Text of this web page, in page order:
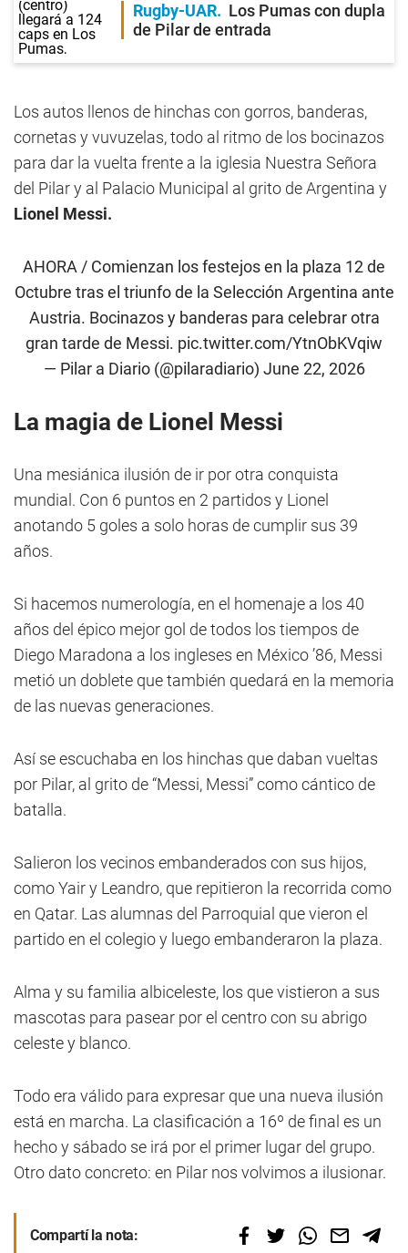
Rugby-UAR
Los Pumas con dupla
de Pilar de entrada
Los autos llenos de hinchas con gorros, banderas,
cornetas y vuvuzelas, todo al ritmo de los bocinazos
para dar la vuelta frente a la iglesia Nuestra Señora
del Pilar y al Palacio Municipal al grito de Argentina y
Lionel Messi.
AHORA / Comienzan los festejos en la plaza 12 de
Octubre tras el triunfo de la Selección Argentina ante
Austria. Bocinazos y banderas para celebrar otra
gran tarde de Messi. pic.twitter.com/YtnObKVqiw
— Pilar a Diario (@pilaradiario) June 22, 2026
La magia de Lionel Messi
Una mesiánica ilusión de ir por otra conquista
mundial. Con 6 puntos en 2 partidos y Lionel
anotando 5 goles a solo horas de cumplir sus 39
años.
Si hacemos numerología, en el homenaje a los 40
años del épico mejor gol de todos los tiempos de
Diego Maradona a los ingleses en México ’86, Messi
metió un doblete que también quedará en la memoria
de las nuevas generaciones.
Así se escuchaba en los hinchas que daban vueltas
por Pilar, al grito de “Messi, Messi” como cántico de
batalla.
Salieron los vecinos embanderados con sus hijos,
como Yair y Leandro, que repitieron la recorrida como
en Qatar. Las alumnas del Parroquial que vieron el
partido en el colegio y luego embanderaron la plaza.
Alma y su familia albiceleste, los que vistieron a sus
mascotas para pasear por el centro con su abrigo
celeste y blanco.
Todo era válido para expresar que una nueva ilusión
está en marcha. La clasificación a 16º de final es un
hecho y sábado se irá por el primer lugar del grupo.
Otro dato concreto: en Pilar nos volvimos a ilusionar.
Compartí la nota: